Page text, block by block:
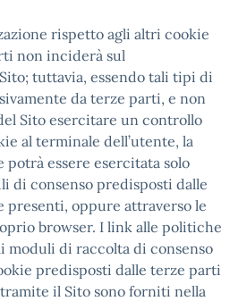
rispetto agli altri cookie
non inciderà sul
tuttavia, essendo tali tipi di
da terze parti, e non
Sito esercitare un controllo
al terminale dell’utente, la
potrà essere esercitata solo
di consenso predisposti dalle
presenti, oppure attraverso le
browser. I link alle politiche
moduli di raccolta di consenso
predisposti dalle terze parti
il Sito sono forniti nella